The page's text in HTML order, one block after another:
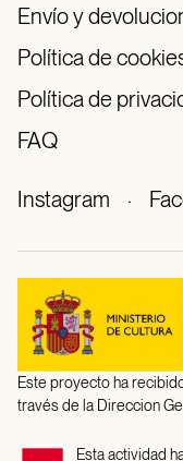
Envío y
Política de
Política de
FAQ
Instagram ·
Este proyecto ha
través de la Direccion
Esta actividad